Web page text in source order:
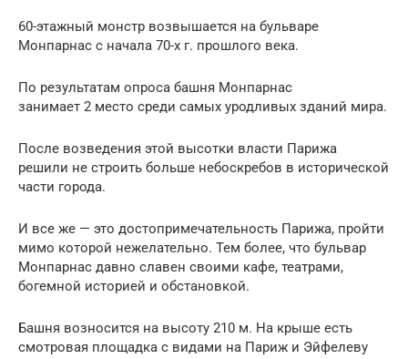
60-этажный монстр возвышается на бульваре
Монпарнас с начала 70-х г. прошлого века.
По результатам опроса башня Монпарнас
занимает 2 место среди самых уродливых зданий мира.
После возведения этой высотки власти Парижа
решили не строить больше небоскребов в исторической
части города.
И все же — это достопримечательность Парижа, пройти
мимо которой нежелательно. Тем более, что бульвар
Монпарнас давно славен своими кафе, театрами,
богемной историей и обстановкой.
Башня возносится на высоту 210 м. На крыше есть
смотровая площадка с видами на Париж и Эйфелеву